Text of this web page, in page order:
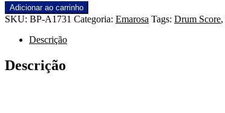
Cloud
9
quantidade
Adicionar ao carrinho
SKU: BP-A1731 Categoria: Emarosa Tags: Drum Score,
Descrição
Descrição